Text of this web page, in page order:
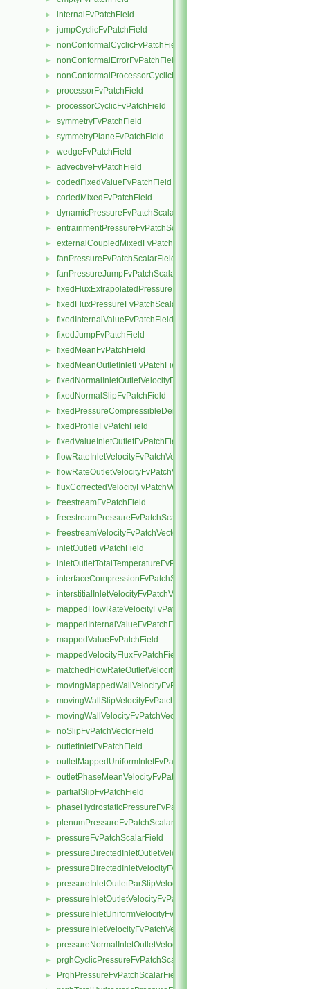
► internalFvPatchField
► jumpCyclicFvPatchField
► nonConformalCyclicFvPatchField
► nonConformalErrorFvPatchField
► nonConformalProcessorCyclicFvPatchField
► processorFvPatchField
► processorCyclicFvPatchField
► symmetryFvPatchField
► symmetryPlaneFvPatchField
► wedgeFvPatchField
► advectiveFvPatchField
► codedFixedValueFvPatchField
► codedMixedFvPatchField
► dynamicPressureFvPatchScalarField
► entrainmentPressureFvPatchScalarField
► externalCoupledMixedFvPatchField
► fanPressureFvPatchScalarField
► fanPressureJumpFvPatchScalarField
► fixedFluxExtrapolatedPressureFvPatchScalarField
► fixedFluxPressureFvPatchScalarField
► fixedInternalValueFvPatchField
► fixedJumpFvPatchField
► fixedMeanFvPatchField
► fixedMeanOutletInletFvPatchField
► fixedNormalInletOutletVelocityFvPatchVectorField
► fixedNormalSlipFvPatchField
► fixedPressureCompressibleDensityFvPatchScalarField
► fixedProfileFvPatchField
► fixedValueInletOutletFvPatchField
► flowRateInletVelocityFvPatchVectorField
► flowRateOutletVelocityFvPatchVectorField
► fluxCorrectedVelocityFvPatchVectorField
► freestreamFvPatchField
► freestreamPressureFvPatchScalarField
► freestreamVelocityFvPatchVectorField
► inletOutletFvPatchField
► inletOutletTotalTemperatureFvPatchScalarField
► interfaceCompressionFvPatchScalarField
► interstitialInletVelocityFvPatchVectorField
► mappedFlowRateVelocityFvPatchVectorField
► mappedInternalValueFvPatchField
► mappedValueFvPatchField
► mappedVelocityFluxFvPatchField
► matchedFlowRateOutletVelocityFvPatchVectorField
► movingMappedWallVelocityFvPatchVectorField
► movingWallSlipVelocityFvPatchVectorField
► movingWallVelocityFvPatchVectorField
► noSlipFvPatchVectorField
► outletInletFvPatchField
► outletMappedUniformInletFvPatchField
► outletPhaseMeanVelocityFvPatchVectorField
► partialSlipFvPatchField
► phaseHydrostaticPressureFvPatchScalarField
► plenumPressureFvPatchScalarField
► pressureFvPatchScalarField
► pressureDirectedInletOutletVelocityFvPatchVectorField
► pressureDirectedInletVelocityFvPatchVectorField
► pressureInletOutletParSlipVelocityFvPatchVectorField
► pressureInletOutletVelocityFvPatchVectorField
► pressureInletUniformVelocityFvPatchVectorField
► pressureInletVelocityFvPatchVectorField
► pressureNormalInletOutletVelocityFvPatchVectorField
► prghCyclicPressureFvPatchScalarField
► PrghPressureFvPatchScalarField